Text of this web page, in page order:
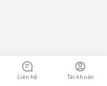
Liên hệ Tài khoản